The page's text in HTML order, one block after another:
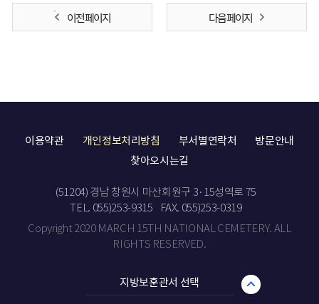
이전 페이지 다음 페이지
이용약관 개인정보처리방침 부서별연락처
방문안내
찾아오시는길
(51204) 경남 창원시 마산회원구 3·15성역로 75
TEL. 055)253-9315
FAX. 055)253-0319
Copyright 2020 MARCH 15TH NATIONAL CEMETERY. ALL
RIGHTS RESERVED.
지방보훈관서 선택